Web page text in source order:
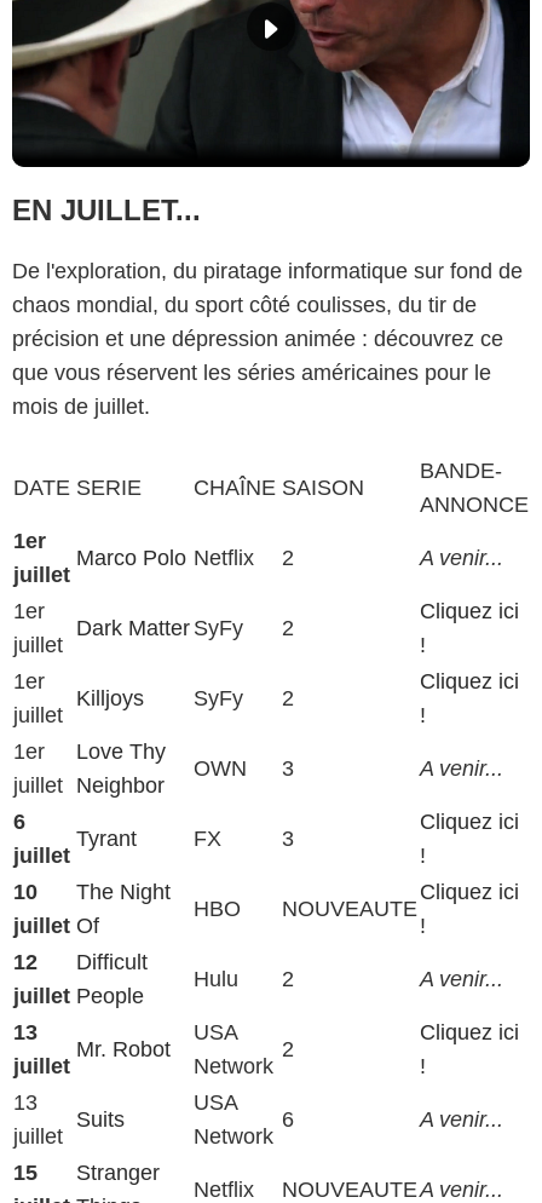
EN JUILLET...
De l'exploration, du piratage informatique sur fond de
chaos mondial, du sport côté coulisses, du tir de
précision et une dépression animée : découvrez ce
que vous réservent les séries américaines pour le
mois de juillet.
DATE SERIE CHAÎNE SAISON
BANDE-
ANNONCE
1er
juillet
Marco Polo Netflix 2 A venir...
1er
juillet
Dark Matter SyFy 2
Cliquez ici
!
1er
juillet
Killjoys SyFy 2
Cliquez ici
!
1er
juillet
Love Thy
Neighbor
OWN 3 A venir...
6
juillet
Tyrant FX 3
Cliquez ici
!
10
juillet
The Night
Of
HBO NOUVEAUTE
Cliquez ici
!
12
juillet
Difficult
People
Hulu 2 A venir...
13
juillet
Mr. Robot
USA
Network
2
Cliquez ici
!
13
juillet
Suits
USA
Network
6 A venir...
15
Stranger
Netflix NOUVEAUTEA venir...